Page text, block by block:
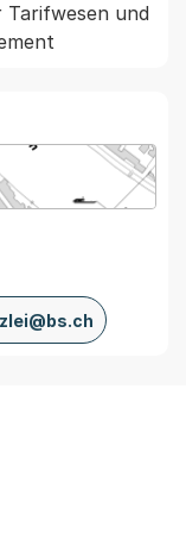
Tarifwesen und
von MapBS.
wird in einem